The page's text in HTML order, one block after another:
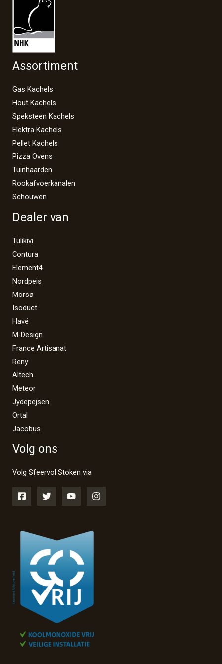
Assortiment
Gas Kachels
Hout Kachels
Speksteen Kachels
Elektra Kachels
Pellet Kachels
Pizza Ovens
Tuinhaarden
Rookafvoerkanalen
Schouwen
Dealer van
Tulikivi
Contura
Element4
Nordpeis
Morsø
Isoduct
Havé
M-Design
France Artisanat
Reny
Altech
Meteor
Jydepejsen
Ortal
Jacobus
Volg ons
Volg Sfeervol Stoken via